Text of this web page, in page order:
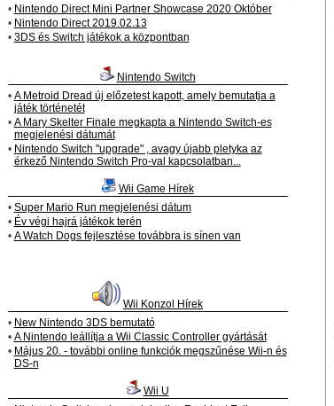
• Nintendo Direct Mini Partner Showcase 2020 Október
• Nintendo Direct 2019.02.13
• 3DS és Switch játékok a központban
Nintendo Switch
• A Metroid Dread új előzetest kapott, amely bemutatja a
játék történetét
• A Mary Skelter Finale megkapta a Nintendo Switch-es
megjelenési dátumát
• Nintendo Switch "upgrade" , avagy újabb pletyka az
érkező Nintendo Switch Pro-val kapcsolatban...
Wii Game Hírek
• Super Mario Run megjelenési dátum
• Év végi hajrá játékok terén
• A Watch Dogs fejlesztése továbbra is sínen van
Wii Konzol Hírek
• New Nintendo 3DS bemutató
• A Nintendo leállítja a Wii Classic Controller gyártását
• Május 20. - további online funkciók megszűnése Wii-n és
DS-n
Wii U